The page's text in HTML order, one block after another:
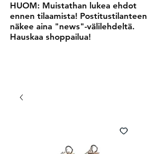
HUOM: Muistathan lukea ehdot
ennen tilaamista! Postitustilanteen
näkee aina "news"-välilehdeltä.
Hauskaa shoppailua!